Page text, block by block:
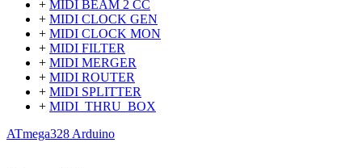
+ MIDI BEAM 2 CC
+ MIDI CLOCK GEN
+ MIDI CLOCK MON
+ MIDI FILTER
+ MIDI MERGER
+ MIDI ROUTER
+ MIDI SPLITTER
+ MIDI_THRU_BOX
ATmega328 Arduino